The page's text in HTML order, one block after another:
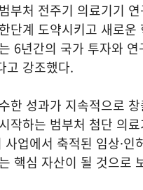
부처 전주기 의료기기
단계 도약시키고 새로
6년간의 국가 투자와
고 강조했다.
한 성과가 지속적으로
작하는 범부처 첨단 의
업에서 축적된 임상·
핵심 자산이 될 것으로